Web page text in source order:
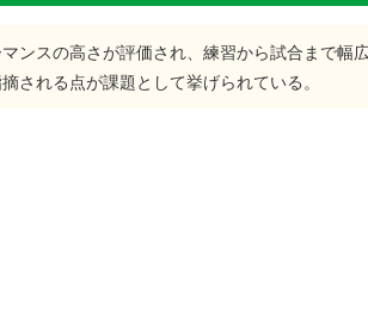
ンスの高さが評価され、練習から試合まで幅
される点が課題として挙げられている。